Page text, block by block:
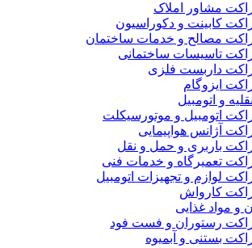
مشاور املاک
کابینت و دکوراسیون
مصالح و خدمات ساختمان
تاسیسات ساختمانی
داربست فلزی
ایزوگام
و اتومبیل
اتومبیل و موتورسیکلت
آژانس هواپیمایی
باربری و حمل و نقل
تعمیرگاه و خدمات فنی
لوازم و تجهیزات اتومبیل
کارواش
و مواد غذایی
رستوران و فست فود
بستنی و آبمیوه